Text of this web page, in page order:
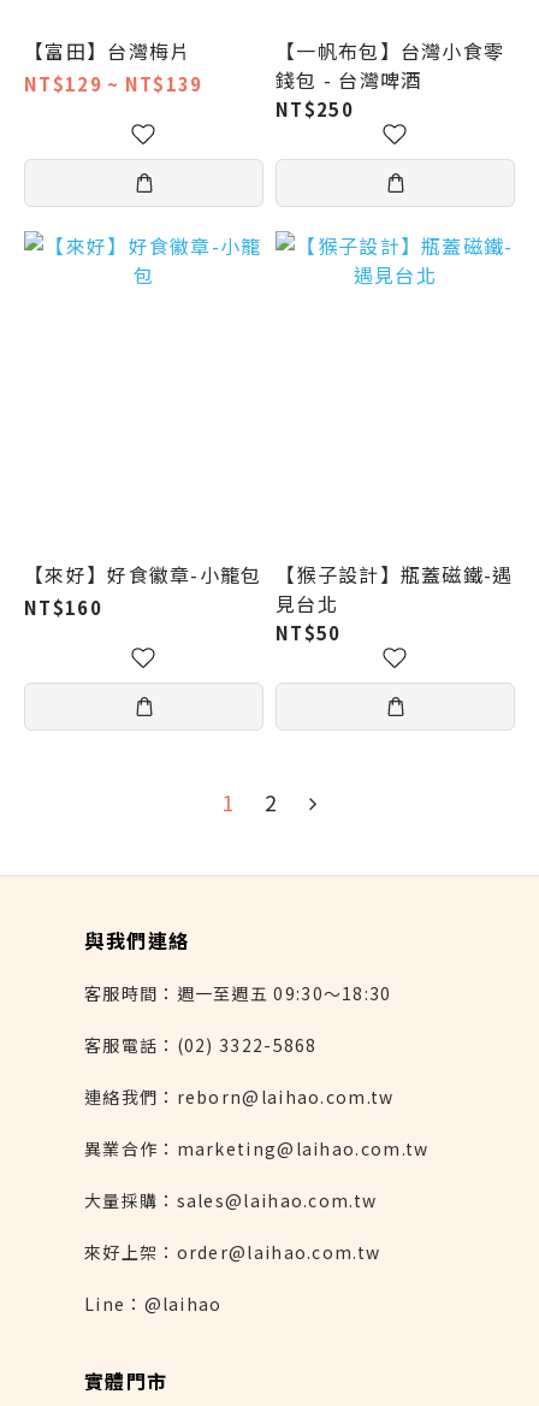
【富田】台灣梅片
NT$129 ~ NT$139
【一帆布包】台灣小食零
錢包 - 台灣啤酒
NT$250
【來好】好食徽章-小籠包
NT$160
【猴子設計】瓶蓋磁鐵-遇
見台北
NT$50
1 2
與我們連絡
客服時間：週一至週五 09:30～18:30
客服電話：(02) 3322-5868
連絡我們：reborn@laihao.com.tw
異業合作：marketing@laihao.com.tw
大量採購：sales@laihao.com.tw
來好上架：order@laihao.com.tw
Line：@laihao
實體門市